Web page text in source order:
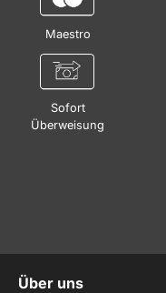
Maestro
Sofort
Überweisung
Über uns